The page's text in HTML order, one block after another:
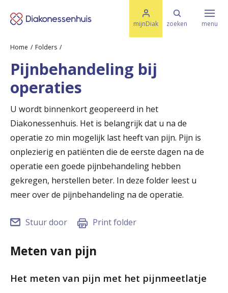
mijnDiak zoeken
M
e
menu
Ziektes & Aandoeningen
Uw bezoek
Spoed
Werken & Leren bij
Home Folders
Pijnbehandeling bij
operaties
U wordt binnenkort geopereerd in het
Diakonessenhuis. Het is belangrijk dat u na de
operatie zo min mogelijk last heeft van pijn. Pijn is
onplezierig en patiënten die de eerste dagen na de
operatie een goede pijnbehandeling hebben
gekregen, herstellen beter. In deze folder leest u
meer over de pijnbehandeling na de operatie.
Stuur door Print folder
Meten van pijn
Het meten van pijn met het pijnmeetlatje